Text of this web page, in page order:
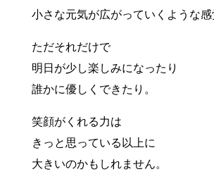
小さな元気が広がっていくような感
ただそれだけで
明日が少し楽しみになったり
誰かに優しくできたり。
笑顔がくれる力は
きっと思っている以上に
大きいのかもしれません。